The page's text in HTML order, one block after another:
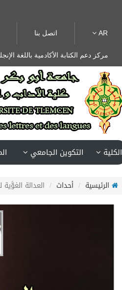
AR اتصل بنا
مركز دعم الكتابة الأكادمية باللغة
الكلية التكوين الجامعي
الرئيسية أحداث العدالة الغوَّية